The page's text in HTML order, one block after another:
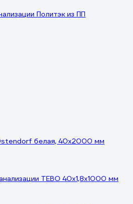
Политэк из ПП
белая, 40x2000 мм